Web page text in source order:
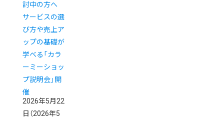
討中の方へ
サービスの選
び方や売上ア
ップの基礎が
学べる「カラ
ーミーショッ
プ説明会」開
催
2026年5月22
日 （2026年5